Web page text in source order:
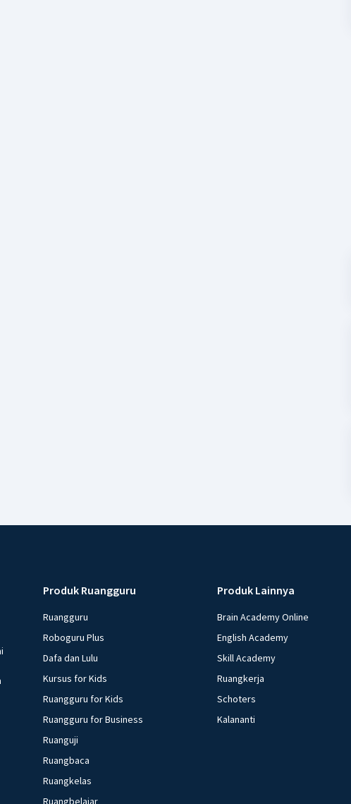
Produk Ruangguru
Ruangguru
Roboguru Plus
Dafa dan Lulu
Kursus for Kids
Ruangguru for Kids
Ruangguru for Business
Ruanguji
Ruangbaca
Ruangkelas
Ruangbelajar
Produk Lainnya
Brain Academy Online
English Academy
Skill Academy
Ruangkerja
Schoters
Kalananti